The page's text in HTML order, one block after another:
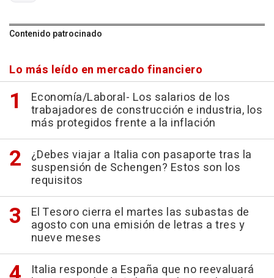
Contenido patrocinado
Lo más leído en mercado financiero
Economía/Laboral- Los salarios de los
trabajadores de construcción e industria, los
más protegidos frente a la inflación
¿Debes viajar a Italia con pasaporte tras la
suspensión de Schengen? Estos son los
requisitos
El Tesoro cierra el martes las subastas de
agosto con una emisión de letras a tres y
nueve meses
Italia responde a España que no reevaluará